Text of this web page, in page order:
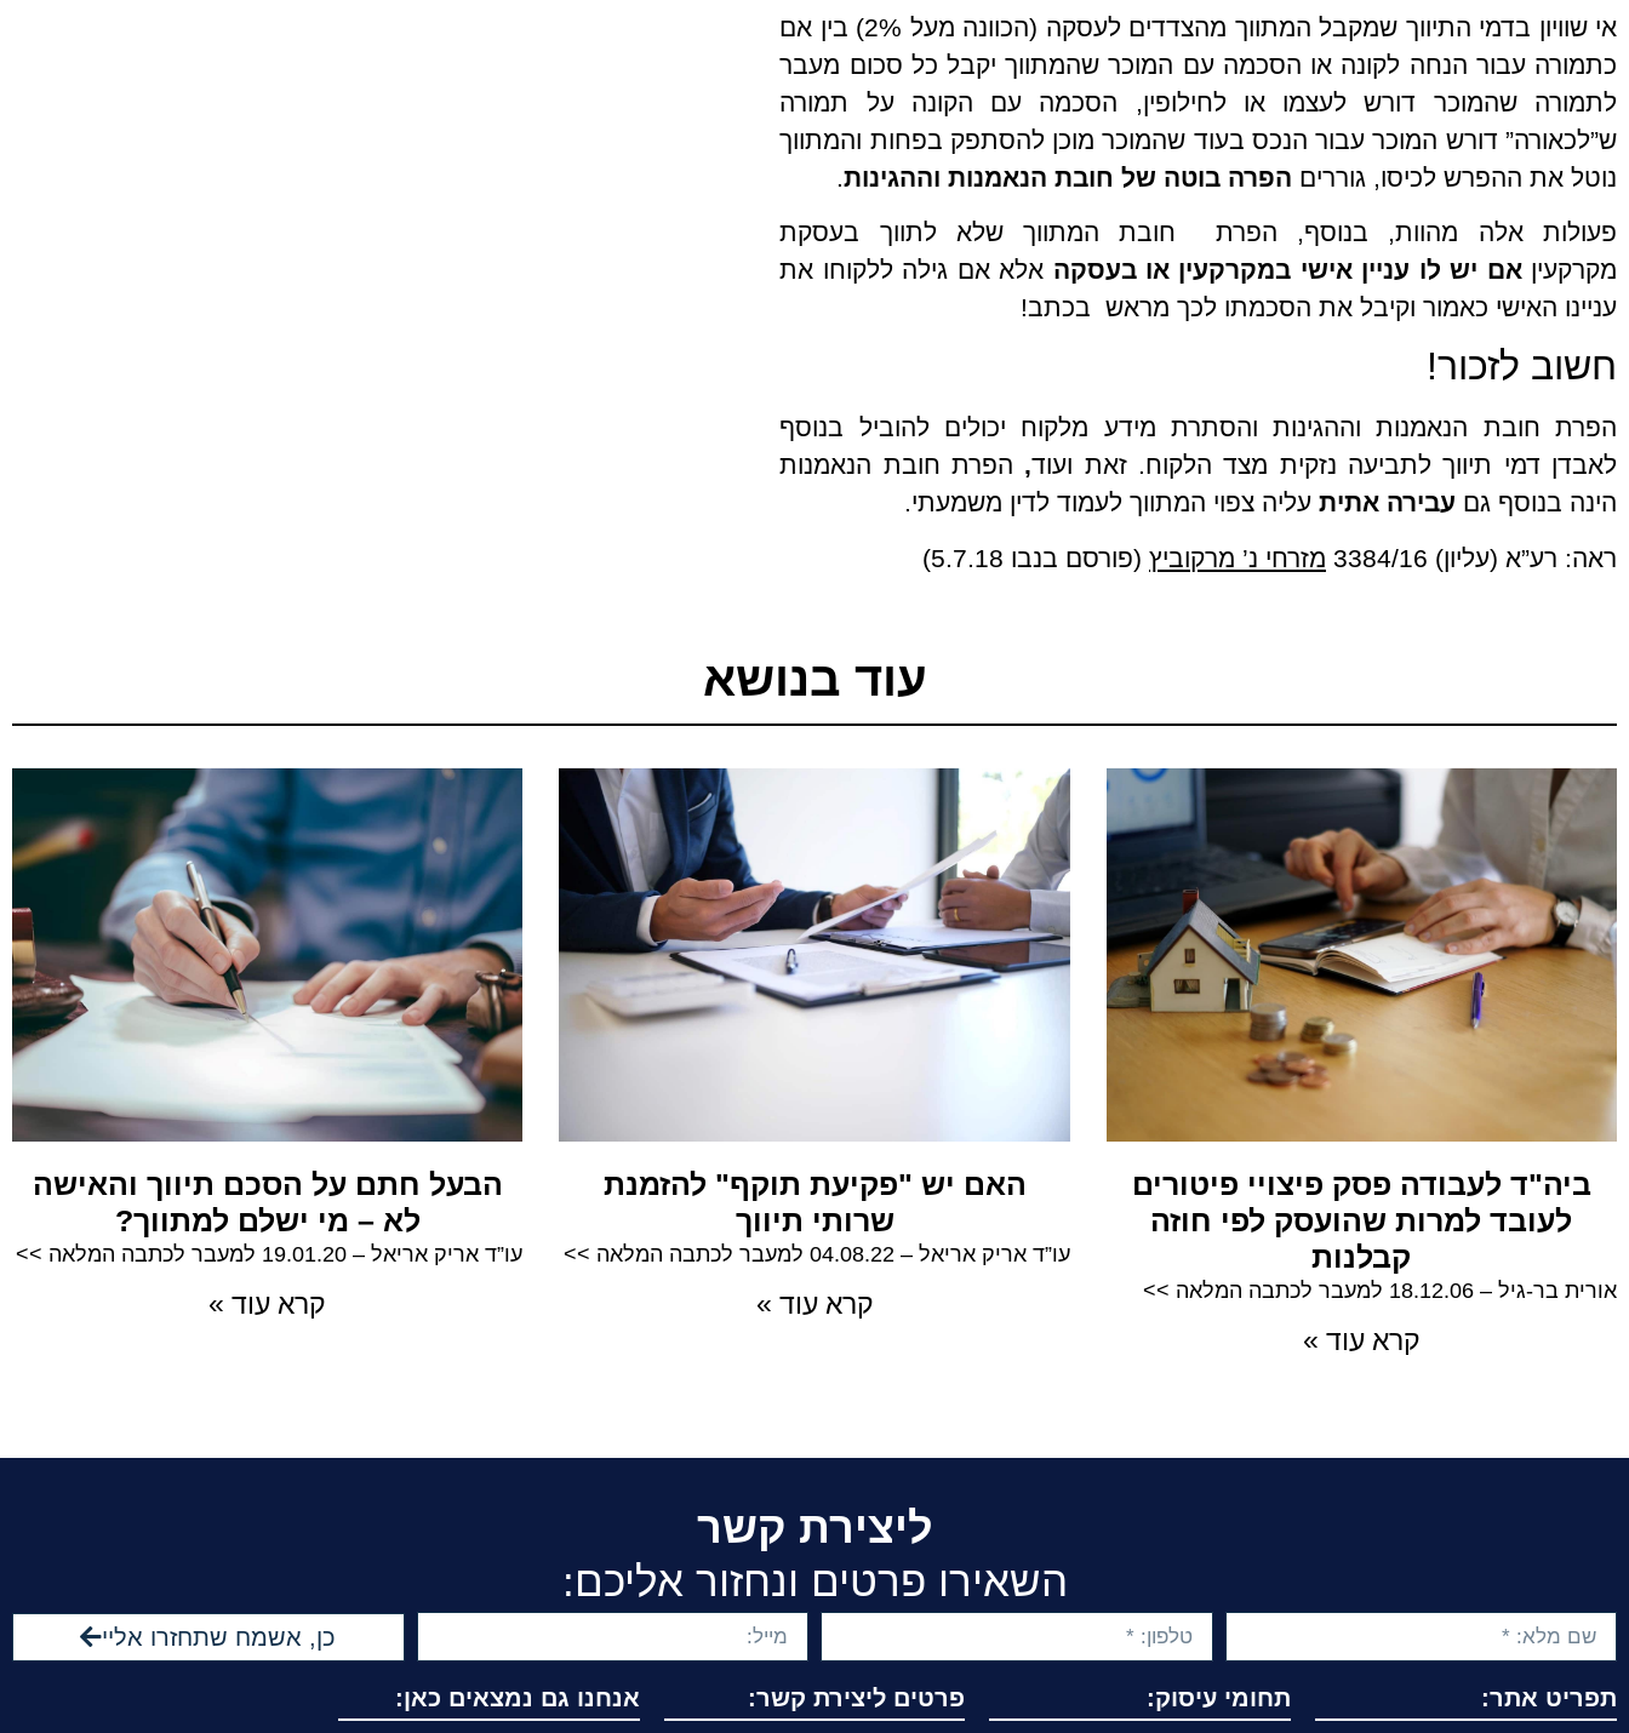
אי שוויון בדמי התיווך שמקבל המתווך מהצדדים לעסקה (הכוונה מעל 2%) בין אם
כתמורה עבור הנחה לקונה או הסכמה עם המוכר שהמתווך יקבל כל סכום מעבר
לתמורה שהמוכר דורש לעצמו או לחילופין, הסכמה עם הקונה על תמורה
ש”לכאורה” דורש המוכר עבור הנכס בעוד שהמוכר מוכן להסתפק בפחות והמתווך
נוטל את ההפרש לכיסו, גוררים הפרה בוטה של חובת הנאמנות וההגינות.
פעולות אלה מהוות, בנוסף, הפרת חובת המתווך שלא לתווך בעסקת
מקרקעיןאם יש לו עניין אישי במקרקעין או בעסקה אלא אם גילה ללקוחו את
עניינו האישי כאמור וקיבל את הסכמתו לכך מראש בכתב!
חשוב לזכור!
הפרת חובת הנאמנות וההגינות והסתרת מידע מלקוח יכולים להוביל בנוסף
לאבדן דמי תיווך לתביעה נזקית מצד הלקוח. זאת ועוד, הפרת חובת הנאמנות
הינה בנוסף גם עבירה אתית עליה צפוי המתווך לעמוד לדין משמעתי.
ראה: רע”א (עליון) 3384/16
מזרחי נ’ מרקוביץ (פורסם בנבו 5.7.18)
עוד בנושא
ביה"ד לעבודה פסק פיצויי פיטורים
לעובד למרות שהועסק לפי חוזה
קבלנות
אורית בר-גיל – 18.12.06 למעבר לכתבה המלאה >>
קרא עוד »
האם יש "פקיעת תוקף" להזמנת
שרותי תיווך
עו”ד אריק אריאל – 04.08.22 למעבר לכתבה המלאה >>
קרא עוד »
הבעל חתם על הסכם תיווך והאישה
לא – מי ישלם למתווך?
עו”ד אריק אריאל – 19.01.20 למעבר לכתבה המלאה >>
קרא עוד »
ליצירת קשר
השאירו פרטים ונחזור אליכם:
כן, אשמח שתחזרו אליי
תפריט אתר: תחומי עיסוק: פרטים ליצירת קשר: אנחנו גם נמצאים כאן: